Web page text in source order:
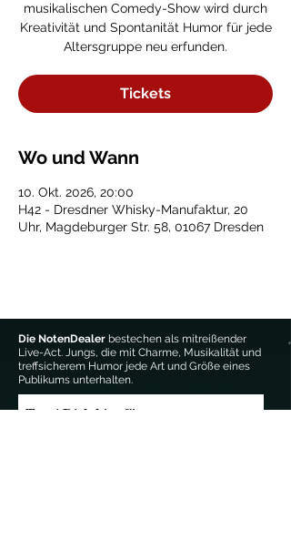
musikalischen Comedy-Show wird durch
Kreativität und Spontanität Humor für jede
Altersgruppe neu erfunden.
Tickets
Wo und Wann
10. Okt. 2026, 20:00
H42 - Dresdner Whisky-Manufaktur, 20
Uhr, Magdeburger Str. 58, 01067 Dresden
Die NotenDealer bestechen als mitreißender
Live-Act. Jungs, die mit Charme, Musikalität und
treffsicherem Humor jede Art und Größe eines
Publikums unterhalten.
Trag' Dich hier für unseren